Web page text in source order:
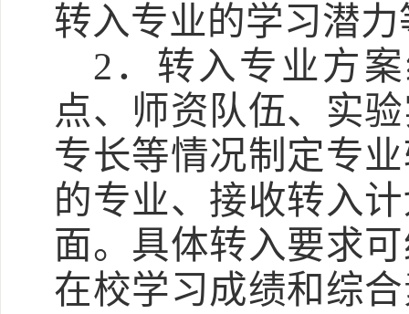
转入专业的学习潜
2．转入专业方
点、师资队伍、实
专长等情况制定专
的专业、接收转入
面。具体转入要求
在校学习成绩和综